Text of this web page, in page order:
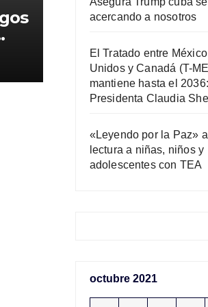
acercando a nosotros
El Tratado entre
Unidos y Canadá (T-
mantiene hasta el 2036:
Presidenta Claudia
«Leyendo por la Paz»
lectura a niñas, niños y
adolescentes con TEA
octubre 2021